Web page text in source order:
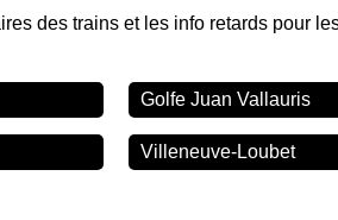
des trains et les info retards pour
Golfe Juan Vallauris
Villeneuve-Loubet